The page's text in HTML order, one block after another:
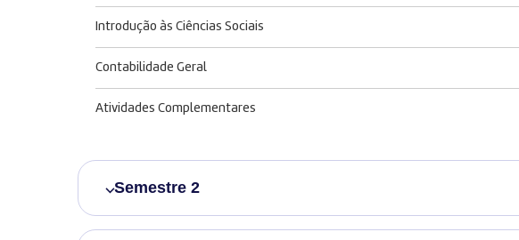
Introdução às Ciências Sociais
Contabilidade Geral
Atividades Complementares
Semestre 2